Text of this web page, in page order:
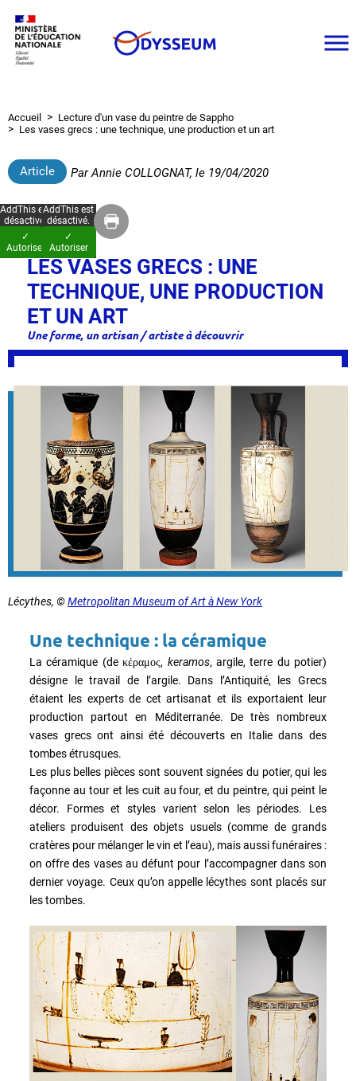
contenu
principal
Fil
Accueil
Lecture d'un vase du peintre de Sappho
Les vases grecs : une technique, une production et un art
Article ParAnnie COLLOGNAT, le 19/04/2020
AddThis est
désactivé.
✓
Autoriser
AddThis est
désactivé.
✓
Autoriser
LES VASES GRECS : UNE
TECHNIQUE, UNE PRODUCTION
ET UN ART
Une forme, un artisan / artiste à découvrir
Lécythes, ©Metropolitan Museum of Art à New York
Une technique : la céramique
La céramique (deκέραμος, keramos, argile, terre du potier)
désigne le travail de l’argile. Dans l’Antiquité, les Grecs
étaient les experts de cet artisanat et ils exportaient leur
production partout en Méditerranée. De très nombreux
vases grecs ont ainsi été découverts en Italie dans des
tombes étrusques.
Les plus belles pièces sont souvent signées du potier, qui les
façonne au tour et les cuit au four, et du peintre, qui peint le
décor. Formes et styles varient selon les périodes. Les
ateliers produisent des objets usuels (comme de grands
cratères pour mélanger le vin et l’eau), mais aussi funéraires :
on offre des vases au défunt pour l’accompagner dans son
dernier voyage. Ceux qu’on appelle lécythes sont placés sur
les tombes.